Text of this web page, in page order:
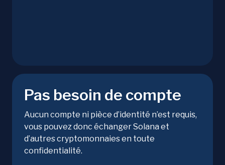
Pas besoin de compte
Aucun compte ni pièce d’identité n’est requis,
vous pouvez donc échanger Solana et
d’autres cryptomonnaies en toute
confidentialité.